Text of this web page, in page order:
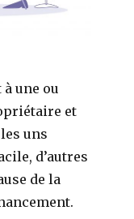
une ou
et
uns
d’autres
de la